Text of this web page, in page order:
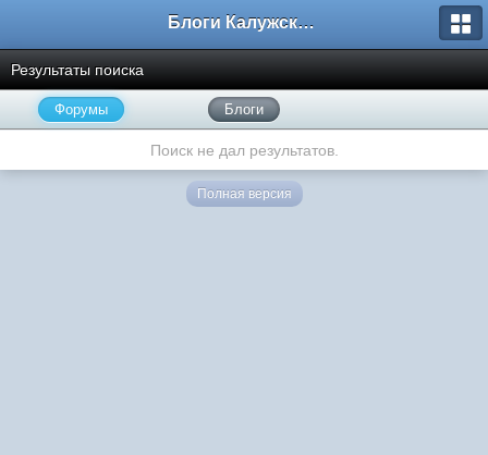
Блоги Калужского перекрестка
Результаты поиска
Форумы Блоги
Поиск не дал результатов.
Полная версия